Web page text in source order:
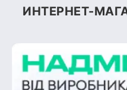
ИНТЕРНЕТ-